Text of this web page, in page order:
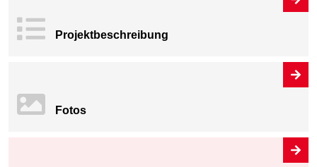
Projekt­beschreibung
Fotos